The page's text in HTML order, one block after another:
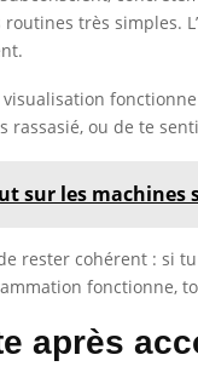
très simples.
rassasié, ou de te
sur les machines
rester cohérent : si
fonctionne,
après